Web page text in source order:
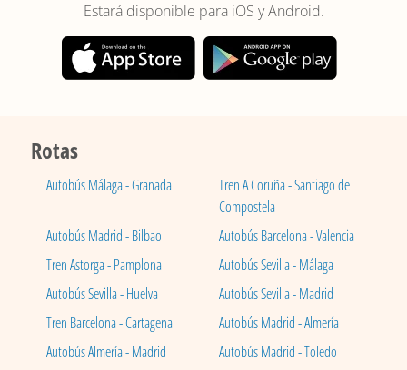
Estará disponible para iOS y Android.
Rotas
Autobús Málaga - Granada
Tren A Coruña - Santiago de
Compostela
Autobús Madrid - Bilbao
Autobús Barcelona - Valencia
Tren Astorga - Pamplona
Autobús Sevilla - Málaga
Autobús Sevilla - Huelva
Autobús Sevilla - Madrid
Tren Barcelona - Cartagena
Autobús Madrid - Almería
Autobús Almería - Madrid
Autobús Madrid - Toledo